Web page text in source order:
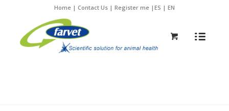
Home| Contact Us| Register me| ES | EN